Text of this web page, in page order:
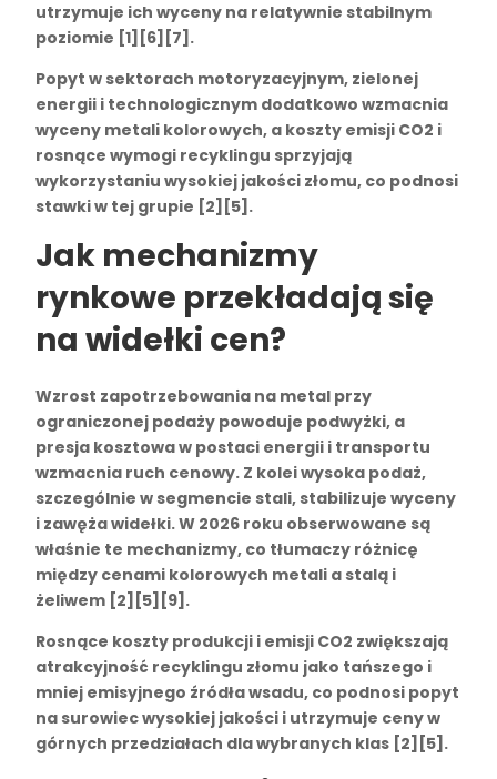
utrzymuje ich wyceny na relatywnie stabilnym
poziomie [1][6][7].
Popyt w sektorach motoryzacyjnym, zielonej
energii i technologicznym dodatkowo wzmacnia
wyceny metali kolorowych, a koszty emisji CO2 i
rosnące wymogi recyklingu sprzyjają
wykorzystaniu wysokiej jakości złomu, co podnosi
stawki w tej grupie [2][5].
Jak mechanizmy
rynkowe przekładają się
na widełki cen?
Wzrost zapotrzebowania na metal przy
ograniczonej podaży powoduje podwyżki, a
presja kosztowa w postaci energii i transportu
wzmacnia ruch cenowy. Z kolei wysoka podaż,
szczególnie w segmencie stali, stabilizuje wyceny
i zawęża widełki. W 2026 roku obserwowane są
właśnie te mechanizmy, co tłumaczy różnicę
między cenami kolorowych metali a stalą i
żeliwem [2][5][9].
Rosnące koszty produkcji i emisji CO2 zwiększają
atrakcyjność recyklingu złomu jako tańszego i
mniej emisyjnego źródła wsadu, co podnosi popyt
na surowiec wysokiej jakości i utrzymuje ceny w
górnych przedziałach dla wybranych klas [2][5].